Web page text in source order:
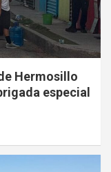
Hermosillo
especial